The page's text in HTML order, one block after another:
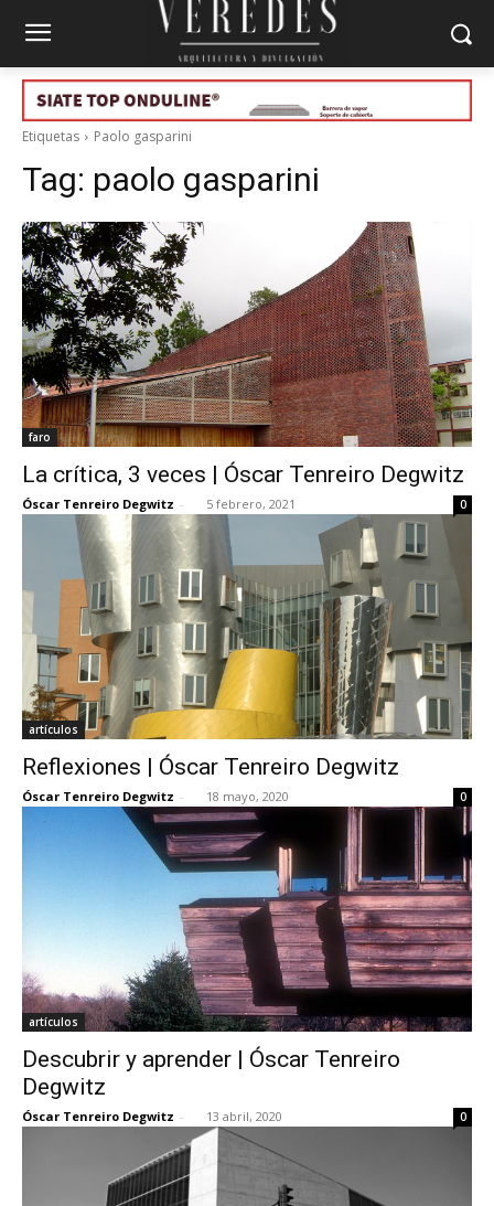
Etiquetas Paolo gasparini
Tag: paolo gasparini
faro
La crítica, 3 veces | Óscar Tenreiro Degwitz
Óscar Tenreiro Degwitz - 5 febrero, 2021 0
artículos
Reflexiones | Óscar Tenreiro Degwitz
Óscar Tenreiro Degwitz - 18 mayo, 2020 0
artículos
Descubrir y aprender | Óscar Tenreiro
Degwitz
Óscar Tenreiro Degwitz - 13 abril, 2020 0